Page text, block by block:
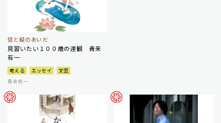
信と疑のあいだ
見習いたい１００歳の達観 青来
有一
考える エッセイ
文芸
青来有一